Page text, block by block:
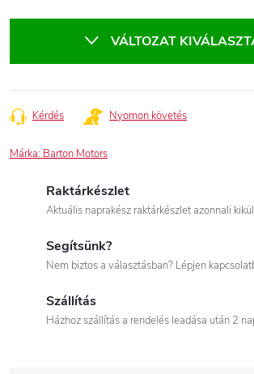
VÁLTOZAT
Kérdés Nyomon követés
Márka: Barton Motors
Raktárkészlet
Aktuális naprakész raktárkészlet azonnali
Segítsünk?
Nem biztos a választásban? Lépjen
Szállítás
Házhoz szállítás a rendelés leadása után 2